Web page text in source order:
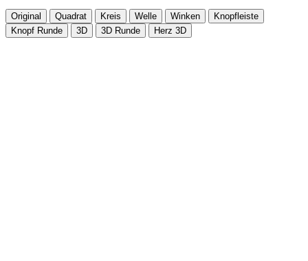
Original Quadrat Kreis Welle Winken
Knopfleiste
Knopf Runde
3D 3D Runde Herz 3D